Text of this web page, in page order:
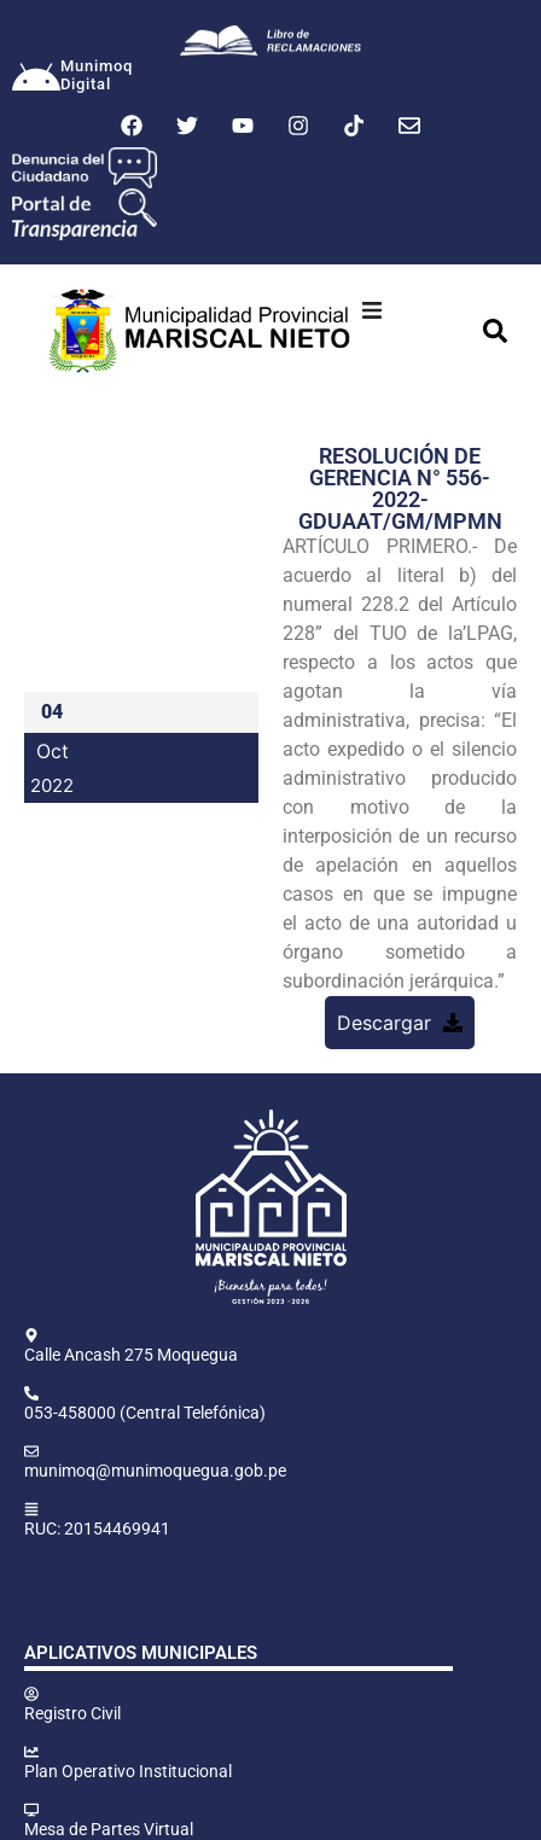
Munimoq
Digital
Transparencia
Seguridad
Programas
Intranet
04
Oct
2022
RESOLUCIÓN DE
GERENCIA N° 556-
2022-
GDUAAT/GM/MPMN
ARTÍCULO PRIMERO.- De
acuerdo al literal b) del
numeral 228.2 del Artículo
228” del TUO de la’LPAG,
respecto a los actos que
agotan la vía
administrativa, precisa: “El
acto expedido o el silencio
administrativo producido
con motivo de la
interposición de un recurso
de apelación en aquellos
casos en que se impugne
el acto de una autoridad u
órgano sometido a
subordinación jerárquica.”
Descargar
Calle Ancash 275 Moquegua
053-458000 (Central Telefónica)
munimoq@munimoquegua.gob.pe
RUC: 20154469941
APLICATIVOS MUNICIPALES
Registro Civil
Plan Operativo Institucional
Mesa de Partes Virtual